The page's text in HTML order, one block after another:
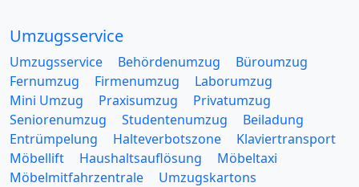
Umzugsservice
Umzugsservice Behördenumzug
Büroumzug
Fernumzug
Firmenumzug
Laborumzug
Mini Umzug
Praxisumzug
Privatumzug
Seniorenumzug
Studentenumzug
Beiladung
Entrümpelung
Halteverbotszone
Klaviertransport
Möbellift
Haushaltsauflösung
Möbeltaxi
Möbelmitfahrzentrale
Umzugskartons